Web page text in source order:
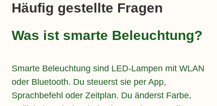
Häufig gestellte Fragen
Was ist smarte Beleuchtung?
Smarte Beleuchtung sind LED-Lampen mit WLAN
oder Bluetooth. Du steuerst sie per App,
Sprachbefehl oder Zeitplan. Du änderst Farbe,